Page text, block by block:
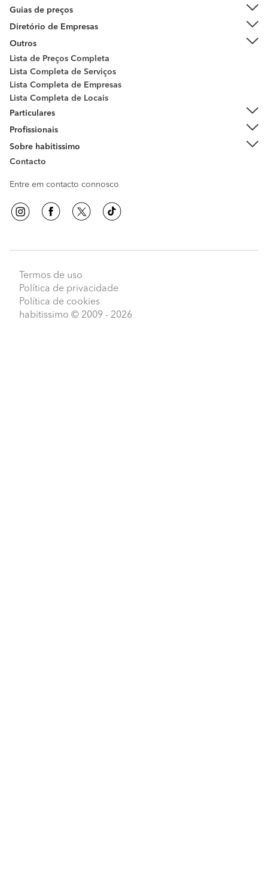
Guias de preços
Diretório de Empresas
Outros
Lista de Preços Completa
Lista Completa de Serviços
Lista Completa de Empresas
Lista Completa de Locais
Particulares
Profissionais
Sobre habitissimo
Contacto
Entre em contacto connosco
Termos de uso
Política de privacidade
Política de cookies
habitissimo © 2009 - 2026